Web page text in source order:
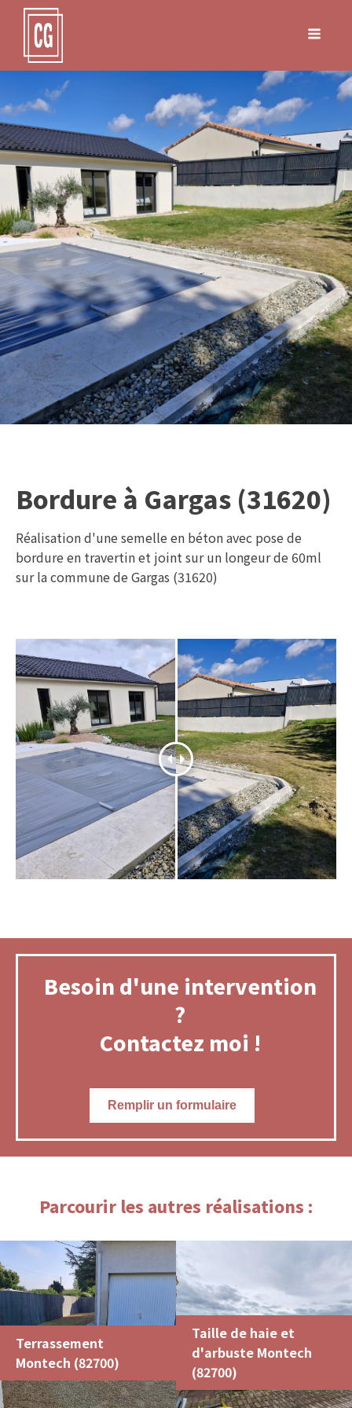
Bordure à Gargas (31620)
Réalisation d'une semelle en béton avec pose de
bordure en travertin et joint sur un longeur de 60ml
sur la commune de Gargas (31620)
Besoin d'une intervention
?
Contactez moi !
Remplir un formulaire
Parcourir les autres réalisations :
Terrassement
Montech (82700)
Taille de haie et
d'arbuste Montech
(82700)